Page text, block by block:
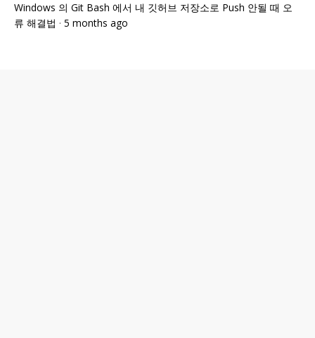
Windows 의 Git Bash 에서 내 깃허브 저장소로 Push 안될 때 오
류 해결법 · 5 months ago